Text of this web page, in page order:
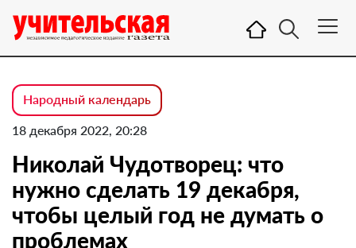
Народный календарь
18 декабря 2022, 20:28
Николай Чудотворец: что
нужно сделать 19 декабря,
чтобы целый год не думать о
проблемах